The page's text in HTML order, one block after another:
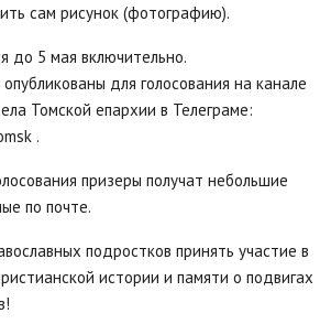
сам рисунок (фотографию).
до 5 мая включительно.
для голосования на канале
Томской епархии в Телеграме:
.
призеры получат небольшие
по почте.
подростков принять участие в
истории и памяти о подвигах